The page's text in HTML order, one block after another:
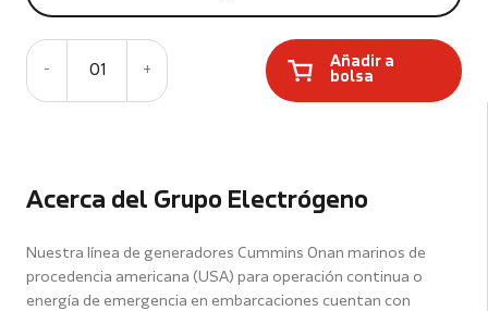
Acerca del Grupo Electrógeno
Nuestra línea de generadores Cummins Onan marinos de
procedencia americana (USA) para operación continua o
energía de emergencia en embarcaciones cuentan con
- 01 +
Añadir a
bolsa